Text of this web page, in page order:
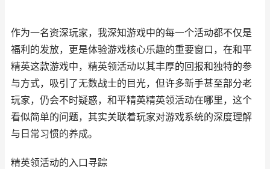
作为一名资深玩家，我深知游戏中的每一个活动都不仅是
福利的发放，更是体验游戏核心乐趣的重要窗口，在和平
精英这款游戏中，精英领活动以其丰厚的回报和独特的参
与方式，吸引了无数战士的目光，但许多新手甚至部分老
玩家，仍会不时疑惑，和平精英精英领活动在哪里，这个
看似简单的问题，其实关联着玩家对游戏系统的深度理解
与日常习惯的养成。
精英领活动的入口寻踪